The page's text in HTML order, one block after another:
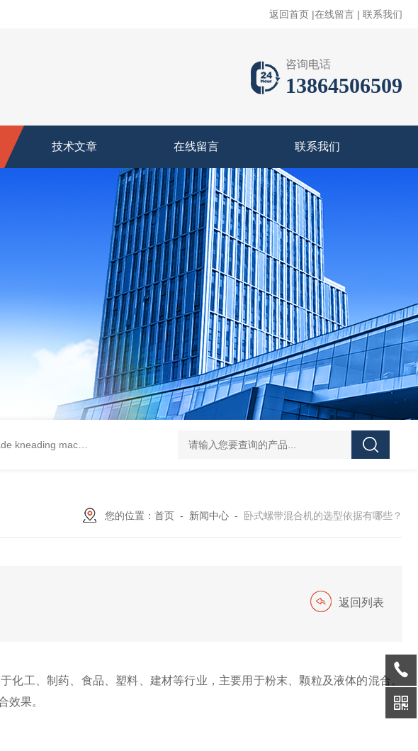
返回首页 |在线留言 | 联系我们
咨询电话
13864506509
技术文章 在线留言 联系我们
machineZ型捏合机 Z shaped blade sigma mixerZ型捏合机 Vacuum Kneader真
您的位置： 首页 - 新闻中心 - 卧式螺带混合机的选型依据有哪些？
返回列表
工、制药、食品、塑料、建材等行业，主要用于粉末、颗粒及液体的混合。
效果。